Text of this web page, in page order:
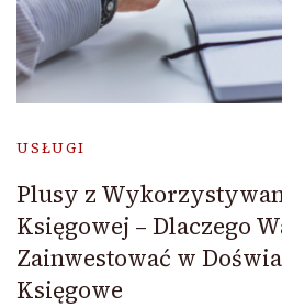
USŁUGI
Plusy z
Księgowej – Dlaczego
Zainwestować w
Księgowe